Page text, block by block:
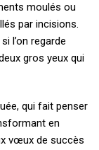
moulés ou
par incisions.
l’on regarde
gros yeux qui
qui fait penser
en
vœux de succès